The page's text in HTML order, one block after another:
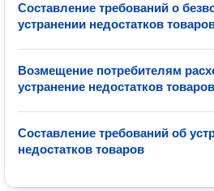
Составление требований о
устранении недостатков
Возмещение потребителям
устранение недостатков товаров
Составление требований об
недостатков товаров